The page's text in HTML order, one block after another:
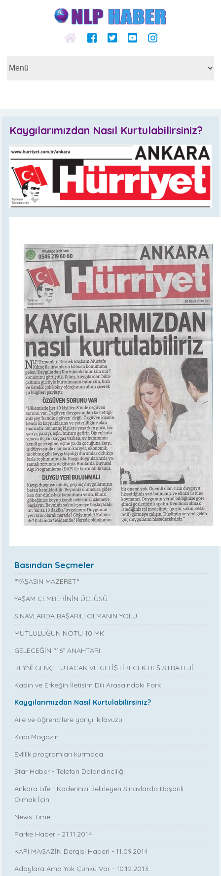
Kaygılarımızdan Nasıl Kurtulabilirsiniz?
Basından Seçmeler
“YAŞASIN MAZERET“
YAŞAM ÇEMBERİNİN ÜÇLÜSÜ
SINAVLARDA BAŞARILI OLMANIN YOLU
MUTLULUĞUN NOTU 10 MK
GELECEĞİN “16” ANAHTARI
BEYNİ GENÇ TUTACAK VE GELİŞTİRECEK BEŞ STRATEJİ
Kadın ve Erkeğin İletişim Dili Arasaındaki Fark
Kaygılarımızdan Nasıl Kurtulabilirsiniz?
Aile ve öğrencilere yarıyıl kılavuzu
Kapı Magazin
Evlilik programları kurmaca
Star Haber - Telefon Dolandırıcılığı
Ankara Life - Kaderinizi Belirleyen Sınavlarda Başarılı
Olmak İçin
News Time
Parke Haber - 21.11.2014
KAPI MAGAZİN Dergisi Haberi - 11.09.2014
Adaylara Ama Yok Çünkü Var - 10.12.2013